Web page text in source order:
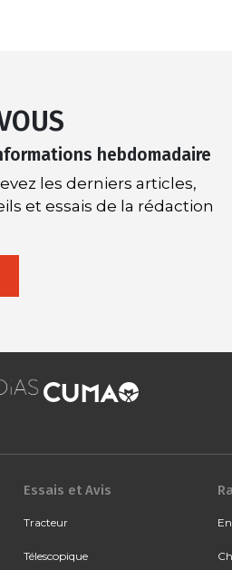
hebdomadaire
les derniers articles,
et essais de la rédaction
Essais et Avis
Tracteur
Télescopique